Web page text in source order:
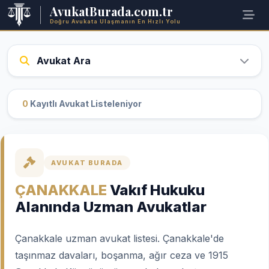
AvukatBurada.com.tr
Doğru Avukata Ulaşmanın En Hızlı Yolu
Avukat Ara
0 Kayıtlı Avukat Listeleniyor
AVUKAT BURADA
ÇANAKKALE Vakıf Hukuku
Alanında Uzman Avukatlar
Çanakkale uzman avukat listesi. Çanakkale'de
taşınmaz davaları, boşanma, ağır ceza ve 1915